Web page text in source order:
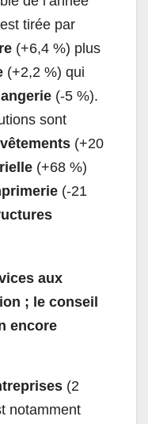
tirée par
(+6,4 %) plus
(+2,2 %) qui
(-5 %).
sont
vêtements (+20
(+68 %)
(-21
aux
; le conseil
encore
(2
notamment